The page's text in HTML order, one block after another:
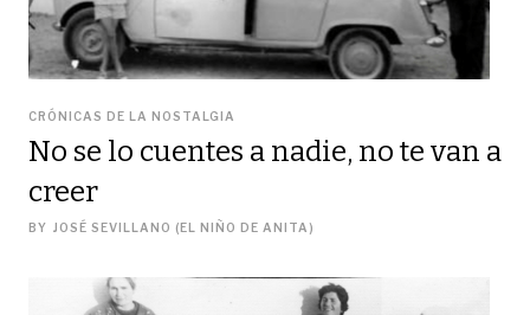
CRÓNICAS DE LA NOSTALGIA
No se lo cuentes a nadie, no te van a
creer
BY JOSÉ SEVILLANO (EL NIÑO DE ANITA)